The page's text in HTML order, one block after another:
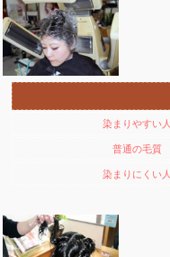
染まりやすい人
普通の毛質
染まりにくい人